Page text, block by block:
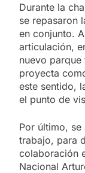
Durante la
se repasaron
en conjunto.
articulación,
nuevo
proyecta
este sentido,
el punto de
Por último,
trabajo, para
colaboración
Nacional